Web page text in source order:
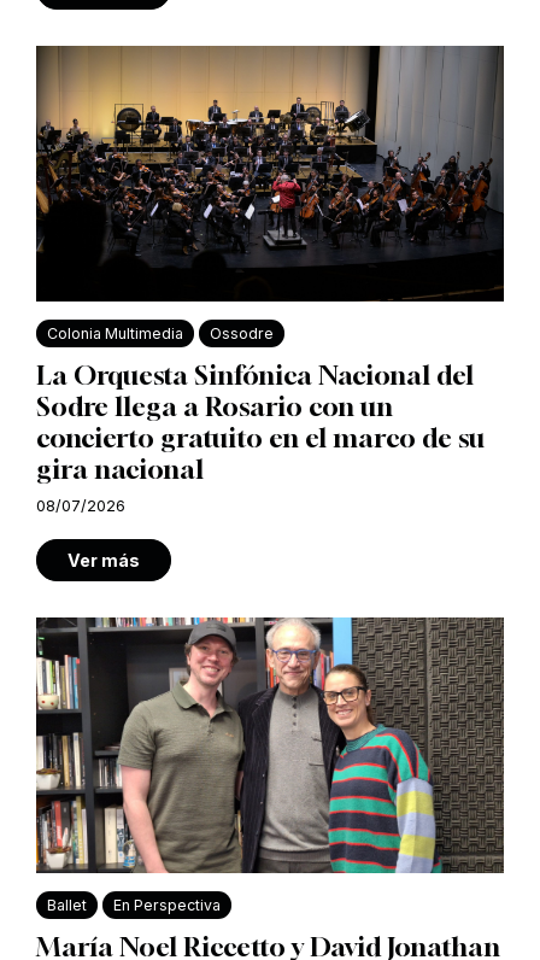
Colonia Multimedia Ossodre
La Orquesta Sinfónica Nacional del
Sodre llega a Rosario con un
concierto gratuito en el marco de su
gira nacional
08/07/2026
Ver más
Ballet En Perspectiva
María Noel Riccetto y David Jonathan